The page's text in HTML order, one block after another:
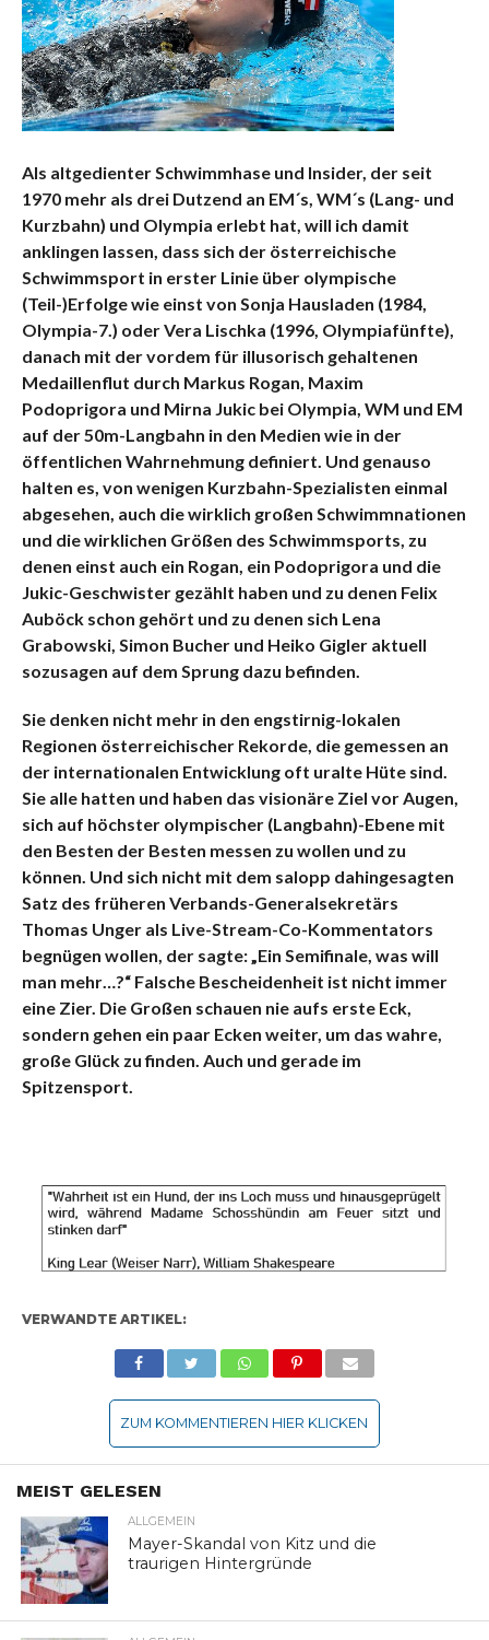
Als altgedienter Schwimmhase und Insider, der seit
1970 mehr als drei Dutzend an EM´s, WM´s (Lang- und
Kurzbahn) und Olympia erlebt hat, will ich damit
anklingen lassen, dass sich der österreichische
Schwimmsport in erster Linie über olympische
(Teil-)Erfolge wie einst von Sonja Hausladen (1984,
Olympia-7.) oder Vera Lischka (1996, Olympiafünfte),
danach mit der vordem für illusorisch gehaltenen
Medaillenflut durch Markus Rogan, Maxim
Podoprigora und Mirna Jukic bei Olympia, WM und EM
auf der 50m-Langbahn in den Medien wie in der
öffentlichen Wahrnehmung definiert. Und genauso
halten es, von wenigen Kurzbahn-Spezialisten einmal
abgesehen, auch die wirklich großen Schwimmnationen
und die wirklichen Größen des Schwimmsports, zu
denen einst auch ein Rogan, ein Podoprigora und die
Jukic-Geschwister gezählt haben und zu denen Felix
Auböck schon gehört und zu denen sich Lena
Grabowski, Simon Bucher und Heiko Gigler aktuell
sozusagen auf dem Sprung dazu befinden.
Sie denken nicht mehr in den engstirnig-lokalen
Regionen österreichischer Rekorde, die gemessen an
der internationalen Entwicklung oft uralte Hüte sind.
Sie alle hatten und haben das visionäre Ziel vor Augen,
sich auf höchster olympischer (Langbahn)-Ebene mit
den Besten der Besten messen zu wollen und zu
können. Und sich nicht mit dem salopp dahingesagten
Satz des früheren Verbands-Generalsekretärs
Thomas Unger als Live-Stream-Co-Kommentators
begnügen wollen, der sagte: „Ein Semifinale, was will
man mehr…?“ Falsche Bescheidenheit ist nicht immer
eine Zier. Die Großen schauen nie aufs erste Eck,
sondern gehen ein paar Ecken weiter, um das wahre,
große Glück zu finden. Auch und gerade im
Spitzensport.
VERWANDTE ARTIKEL:
ZUM KOMMENTIEREN HIER KLICKEN
MEIST GELESEN
ALLGEMEIN
Mayer-Skandal von Kitz und die
traurigen Hintergründe